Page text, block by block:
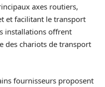
axes routiers,
et facilitant le transport
installations offrent
des chariots de transport
fournisseurs proposent